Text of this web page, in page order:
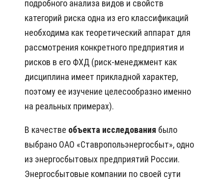
подробного анализа видов и свойств
категорий риска одна из его классификаций
необходима как теоретический аппарат для
рассмотрения конкретного предприятия и
рисков в его ФХД (риск-менеджмент как
дисциплина имеет прикладной характер,
поэтому ее изучение целесообразно именно
на реальных примерах).
В качестве объекта исследования было
выбрано ОАО «Ставропольэнергосбыт», одно
из энергосбытовых предприятий России.
Энергосбытовые компании по своей сути